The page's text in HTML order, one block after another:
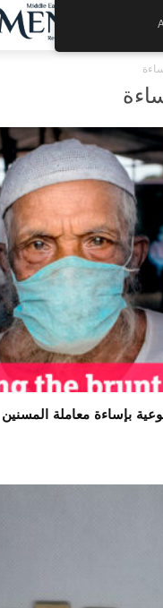
بإساءة معاملة المسنين